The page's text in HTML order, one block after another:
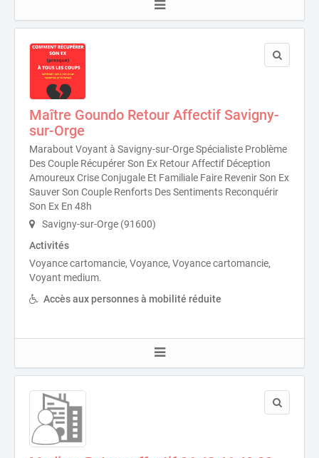
Maître Goundo Retour Affectif Savigny-
sur-Orge
Marabout Voyant à Savigny-sur-Orge Spécialiste Problème
Des Couple Récupérer Son Ex Retour Affectif Déception
Amoureux Crise Conjugale Et Familiale Faire Revenir Son Ex
Sauver Son Couple Renforts Des Sentiments Reconquérir
Son Ex En 48h
Savigny-sur-Orge (91600)
Activités
Voyance cartomancie, Voyance, Voyance cartomancie,
Voyant medium.
Accès aux personnes à mobilité réduite